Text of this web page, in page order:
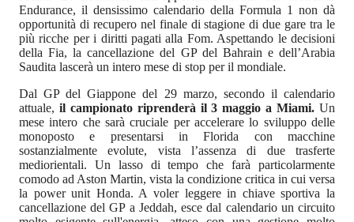
Endurance, il densissimo calendario della Formula 1 non dà
opportunità di recupero nel finale di stagione di due gare tra le
più ricche per i diritti pagati alla Fom. Aspettando le decisioni
della Fia, la cancellazione del GP del Bahrain e dell’Arabia
Saudita lascerà un intero mese di stop per il mondiale.
Dal GP del Giappone del 29 marzo, secondo il calendario
attuale, il campionato riprenderà il 3 maggio a Miami. Un
mese intero che sarà cruciale per accelerare lo sviluppo delle
monoposto e presentarsi in Florida con macchine
sostanzialmente evolute, vista l’assenza di due trasferte
mediorientali. Un lasso di tempo che farà particolarmente
comodo ad Aston Martin, vista la condizione critica in cui versa
la power unit Honda. A voler leggere in chiave sportiva la
cancellazione del GP a Jeddah, esce dal calendario un circuito